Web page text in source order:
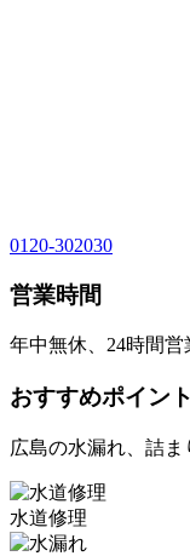
0120-302030
営業時間
年中無休、24時間営
おすすめポイント
広島の水漏れ、詰ま
水道修理